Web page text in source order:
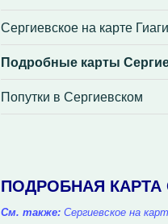
Сергиевское на карте
Подробные карты
Попутки в Сергиевском
ПОДРОБНАЯ КАРТА
См. также: Сергиевское на